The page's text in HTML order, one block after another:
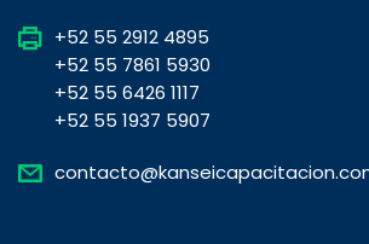
+52 55 2912 4895
+52 55 7861 5930
+52 55 6426 1117
+52 55 1937 5907